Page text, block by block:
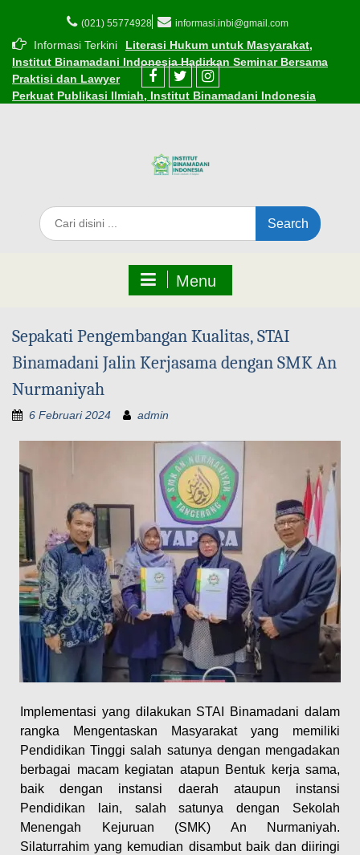
(021) 55774928 informasi.inbi@gmail.com
Informasi Terkini
Literasi Hukum untuk Masyarakat,
Institut Binamadani Indonesia Hadirkan Seminar Bersama
Praktisi dan Lawyer
Perkuat Publikasi Ilmiah, Institut Binamadani Indonesia
Cara Mudah Mendaftar Beasiswa di Institut Binamadani
Tantangan Ekonomi
Edaran Perkuliahan Selama Ramadhan 1447 H
Menu
Sepakati Pengembangan Kualitas, STAI
Binamadani Jalin Kerjasama dengan SMK An
Nurmaniyah
6 Februari 2024 admin
Implementasi yang dilakukan STAI Binamadani dalam
rangka Mengentaskan Masyarakat yang memiliki
Pendidikan Tinggi salah satunya dengan mengadakan
berbagai macam kegiatan atapun Bentuk kerja sama,
baik dengan instansi daerah ataupun instansi
Pendidikan lain, salah satunya dengan Sekolah
Menengah Kejuruan (SMK) An Nurmaniyah.
Silaturrahim yang kemudian disambut baik dan diiringi